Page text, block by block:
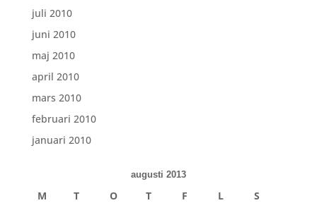
juli 2010
juni 2010
maj 2010
april 2010
mars 2010
februari 2010
januari 2010
augusti 2013
M T O T F L S